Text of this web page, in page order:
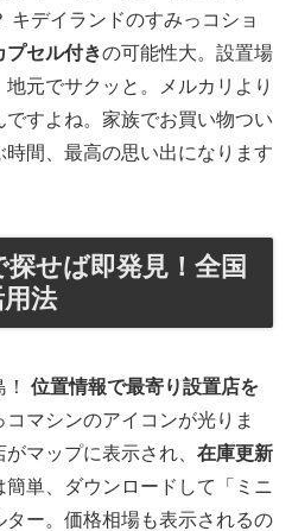
キデイランドのすみっコショ
プセル付きの可能性大。設置場
元でサクッと。メルカリより
すよね。家族でお買い物つい
間、最高の思い出になります
せば即発見！全国
法
位置情報で最寄り設置店を
コマシンのアイコンが光りま
マップに表示され、 在庫更新
簡単、ダウンロードして「ミニ
ー。価格相場も表示されるの